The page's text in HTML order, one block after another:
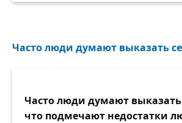
Часто люди думают выказать
Часто люди думают выказать
что подмечают недостатки